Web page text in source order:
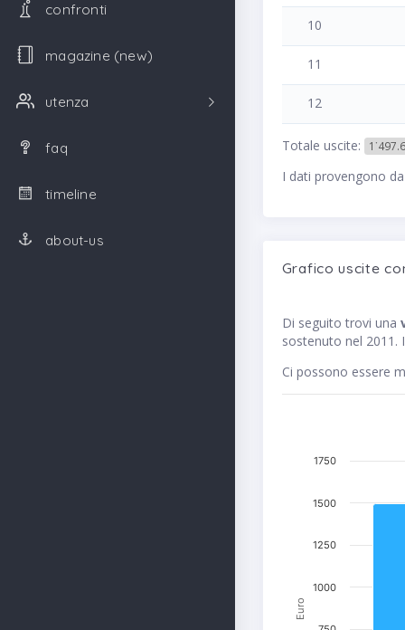
confronti
magazine (new)
utenza
faq
timeline
about-us
10
11
12
Totale uscite:
I dati provengono
Grafico uscite
Di seguito trovi una
sostenuto nel 2011.
Ci possono essere
Euro
1000
1250
1500
1750